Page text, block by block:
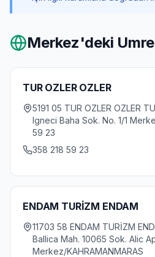
Merkez'deki
TUR OZLER OZLER
5191 05 TUR OZLER OZLER
Igneci Baha Sok. No. 1/1
59 23
358 218 59 23
ENDAM TURİZM ENDAM
11703 58 ENDAM TURİZM
Ballica Mah. 10065 Sok. Alic
Merkez/KAHRAMANMARAS